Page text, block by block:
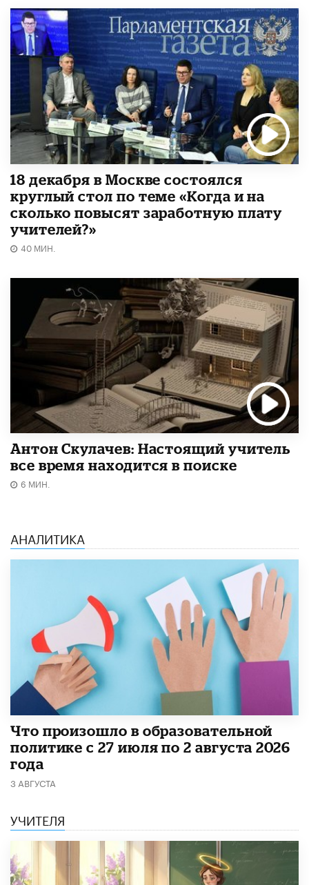
18 декабря в Москве состоялся
круглый стол по теме «Когда и на
сколько повысят заработную плату
учителей?»
40 МИН.
Антон Скулачев: Настоящий учитель
все время находится в поиске
6 МИН.
АНАЛИТИКА
​Что произошло в образовательной
политике с 27 июля по 2 августа 2026
года
3 АВГУСТА
УЧИТЕЛЯ